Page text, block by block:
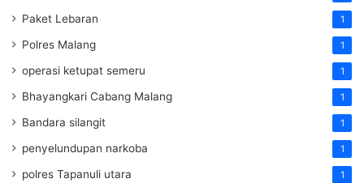
Paket Lebaran 1
Polres Malang 1
operasi ketupat semeru 1
Bhayangkari Cabang Malang 1
Bandara silangit 1
penyelundupan narkoba 1
polres Tapanuli utara 1